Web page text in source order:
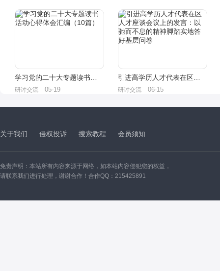
研讨交流 05-19 研讨交流 06-15
关于我们 侵权投诉 搜索教程 会员须知
免责声明：本站所有内容来源于网络，如本站内容侵犯您的权益，
请联系我们进行处理，谢谢合作！合作QQ：215425891